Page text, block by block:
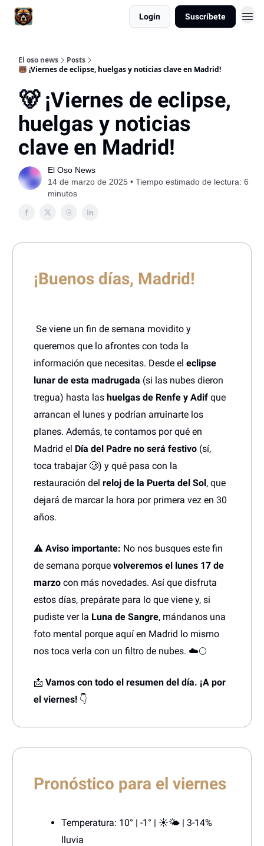
Login Suscríbete
El oso news
Posts
🐻 ¡Viernes de eclipse, huelgas y noticias clave en Madrid!
🐻 ¡Viernes de eclipse,
huelgas y noticias
clave en Madrid!
El Oso News
14 de marzo de 2025 • Tiempo estimado de lectura: 6
minutos
¡Buenos días, Madrid!
Se viene un fin de semana movidito y
queremos que lo afrontes con toda la
información que necesitas. Desde el eclipse
lunar de esta madrugada (si las nubes dieron
tregua) hasta las huelgas de Renfe y Adif que
arrancan el lunes y podrían arruinarte los
planes. Además, te contamos por qué en
Madrid el Día del Padre no será festivo (sí,
toca trabajar 🥲) y qué pasa con la
restauración del reloj de la Puerta del Sol, que
dejará de marcar la hora por primera vez en 30
años.
⚠️ Aviso importante: No nos busques este fin
de semana porque volveremos el lunes 17 de
marzo con más novedades. Así que disfruta
estos días, prepárate para lo que viene y, si
pudiste ver la Luna de Sangre, mándanos una
foto mental porque aquí en Madrid lo mismo
nos toca verla con un filtro de nubes. ☁️🌕
📩 Vamos con todo el resumen del día. ¡A por
el viernes! 👇
Pronóstico para el viernes
Temperatura: 10° | -1° | ☀️🌤️ | 3-14%
lluvia